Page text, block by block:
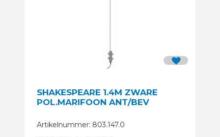
SHAKESPEARE 1.4M ZWARE
POL.MARIFOON ANT/BEV
Artikelnummer: 803.147.0